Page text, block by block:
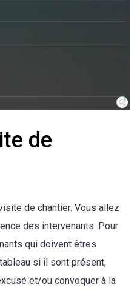
de
de chantier. Vous allez
des intervenants. Pour
qui doivent êtres
si il sont présent,
et/ou convoquer à la